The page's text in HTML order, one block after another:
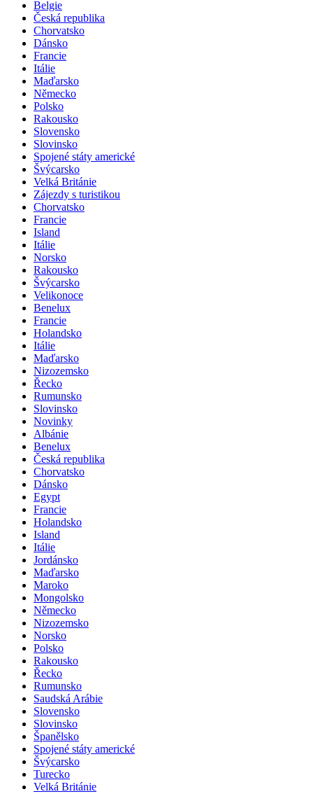
Belgie
Česká republika
Chorvatsko
Dánsko
Francie
Itálie
Maďarsko
Německo
Polsko
Rakousko
Slovensko
Slovinsko
Spojené státy americké
Švýcarsko
Velká Británie
Zájezdy s turistikou
Chorvatsko
Francie
Island
Itálie
Norsko
Rakousko
Švýcarsko
Velikonoce
Benelux
Francie
Holandsko
Itálie
Maďarsko
Nizozemsko
Řecko
Rumunsko
Slovinsko
Novinky
Albánie
Benelux
Česká republika
Chorvatsko
Dánsko
Egypt
Francie
Holandsko
Island
Itálie
Jordánsko
Maďarsko
Maroko
Mongolsko
Německo
Nizozemsko
Norsko
Polsko
Rakousko
Řecko
Rumunsko
Saudská Arábie
Slovensko
Slovinsko
Španělsko
Spojené státy americké
Švýcarsko
Turecko
Velká Británie